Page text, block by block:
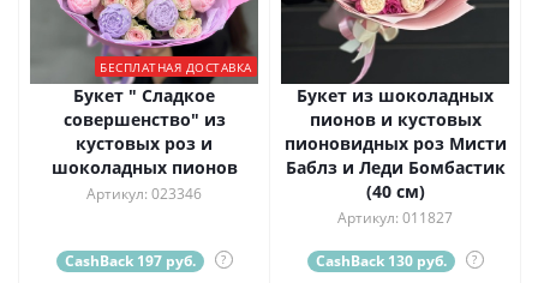
БЕСПЛАТНАЯ ДОСТАВКА
Букет " Сладкое
совершенство" из
кустовых роз и
шоколадных пионов
Артикул: 023346
CashBack 197 руб. ?
Букет из шоколадных
пионов и кустовых
пионовидных роз Мисти
Баблз и Леди Бомбастик
(40 см)
Артикул: 011827
CashBack 130 руб. ?